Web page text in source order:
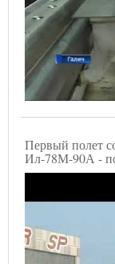
Первый полет
Ил-78М-90А -